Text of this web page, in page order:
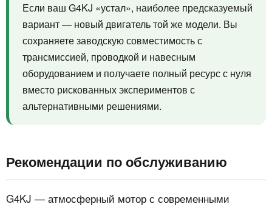
Если ваш G4KJ «устал», наиболее предсказуемый
вариант — новый двигатель той же модели. Вы
сохраняете заводскую совместимость с
трансмиссией, проводкой и навесным
оборудованием и получаете полный ресурс с нуля
вместо рискованных экспериментов с
альтернативными решениями.
Рекомендации по обслуживанию
G4KJ — атмосферный мотор с современными